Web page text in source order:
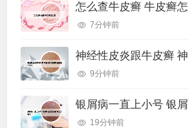
怎么查牛皮癣 牛皮癣
7分钟前
9分钟前
19分钟前